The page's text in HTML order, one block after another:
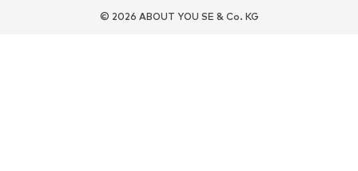
© 2026 ABOUT YOU SE & Co. KG